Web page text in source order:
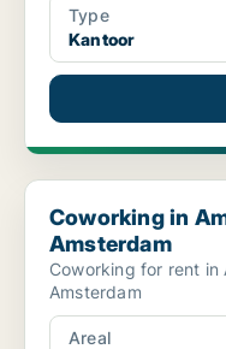
Type
Kantoor
Coworking in
Coworking in
Amsterdam
Coworking for rent in
Amsterdam
Areal